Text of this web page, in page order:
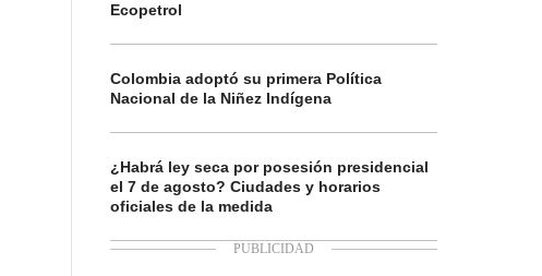
Ecopetrol
Colombia adoptó su primera Política
Nacional de la Niñez Indígena
¿Habrá ley seca por posesión presidencial
el 7 de agosto? Ciudades y horarios
oficiales de la medida